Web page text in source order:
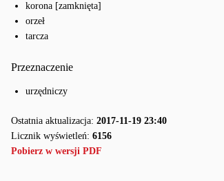
korona [zamknięta]
orzeł
tarcza
Przeznaczenie
urzędniczy
Ostatnia aktualizacja: 2017-11-19 23:40
Licznik wyświetleń: 6156
Pobierz w wersji PDF